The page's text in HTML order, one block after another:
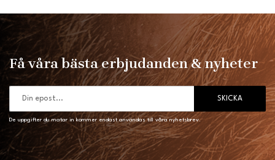
Få våra bästa erbjudanden & nyheter
SKICKA
De uppgifter du matar in kommer endast användas till våra nyhetsbrev.